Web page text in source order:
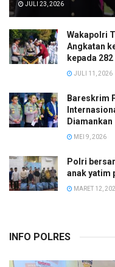
JULI 23, 2026
Wakapolri
Angkatan
kepada
JULI 11, 2026
Bareskrim
Diamankan
MEI 9, 2026
Polri
anak yatim
MARET 12,
INFO POLRES